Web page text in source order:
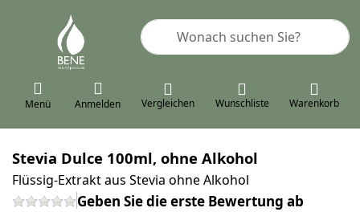
Geben Sie einen Suchbegriff ein.
Menü Anmelden Vergleichen Wunschliste Warenkorb
Stevia Dulce 100ml, ohne Alkohol
Flüssig-Extrakt aus Stevia ohne Alkohol
Geben Sie die erste Bewertung ab